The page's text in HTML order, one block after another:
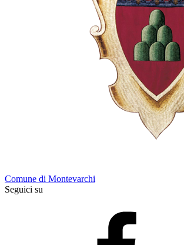
Comune di Montevarchi
Seguici su